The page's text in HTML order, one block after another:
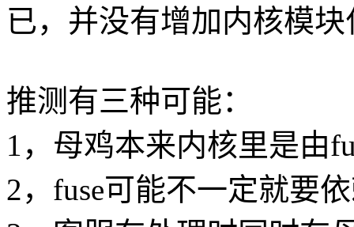
已，并没有增加内核模
推测有三种可能：
1，母鸡本来内核里是由
2，fuse可能不一定就要